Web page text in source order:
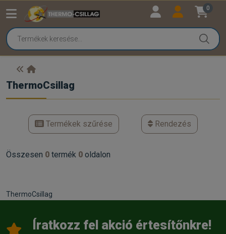
0
ThermoCsillag
Termékek szűrése Rendezés
Összesen 0 termék 0 oldalon
ThermoCsillag
Íratkozz fel akció értesítőnkre!